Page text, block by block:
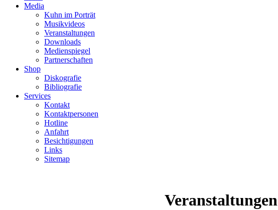
Media
Kuhn im Porträt
Musikvideos
Veranstaltungen
Downloads
Medienspiegel
Partnerschaften
Shop
Diskografie
Bibliografie
Services
Kontakt
Kontaktpersonen
Hotline
Anfahrt
Besichtigungen
Links
Sitemap
Veranstaltungen